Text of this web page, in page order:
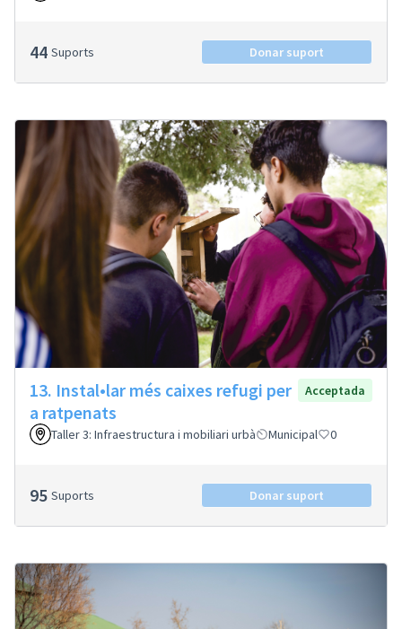
44 Suports Donar suport
13. Instal•lar més caixes refugi per
a ratpenats
Acceptada
Taller 3: Infraestructura i mobiliari urbà Municipal 0
95 Suports Donar suport